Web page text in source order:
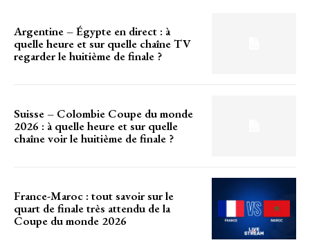
Argentine – Égypte en direct : à
quelle heure et sur quelle chaîne TV
regarder le huitième de finale ?
Suisse – Colombie Coupe du monde
2026 : à quelle heure et sur quelle
chaîne voir le huitième de finale ?
France-Maroc : tout savoir sur le
quart de finale très attendu de la
Coupe du monde 2026